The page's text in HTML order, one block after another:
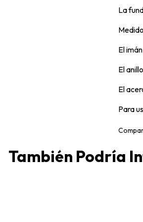
La
El
El
El
Para
También Podría